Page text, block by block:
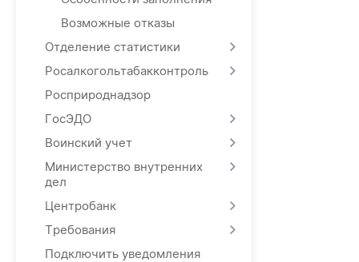
Возможные отказы
Отделение статистики
Росалкогольтабакконтроль
Росприроднадзор
ГосЭДО
Воинский учет
Министерство внутренних
дел
Центробанк
Требования
Подключить уведомления